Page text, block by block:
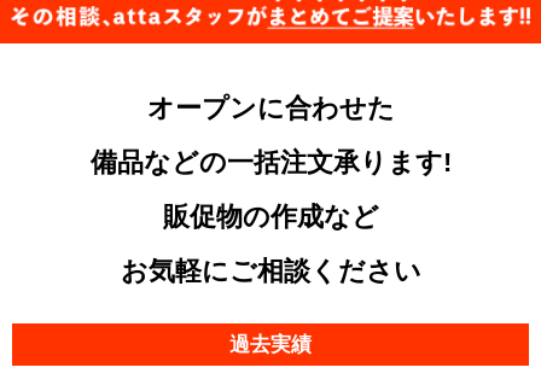
オープンに合わせた
備品などの一括注文承ります!
販促物の作成など
お気軽にご相談ください
過去実績